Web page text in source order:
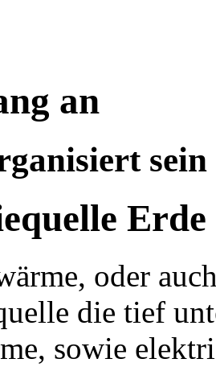
an
sein
Erde
oder
die tief
sowie